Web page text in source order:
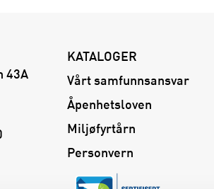
43A
KATALOGER
Vårt samfunnsansvar
Åpenhetsloven
Miljøfyrtårn
Personvern